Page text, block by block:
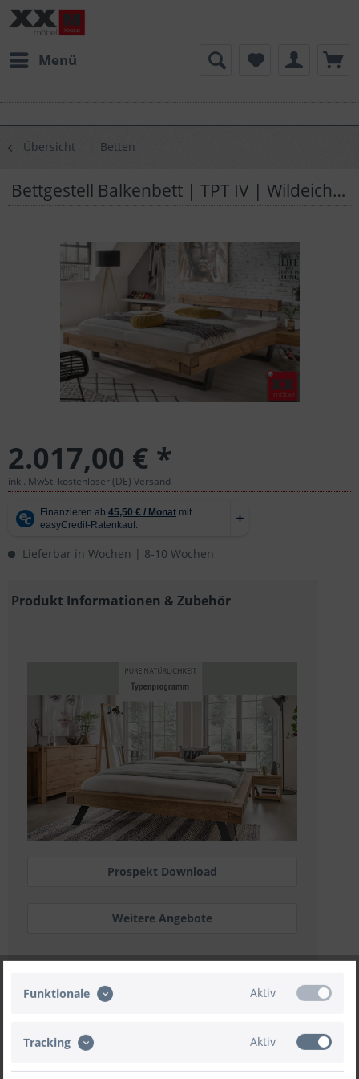
Menü
Übersicht Betten
Bettgestell Balkenbett | TPT IV | Wildeiche Massivholz | B05
2.017,00 € *
inkl. MwSt. kostenloser (DE) Versand
Lieferbar in Wochen | 8-10 Wochen
Produkt Informationen & Zubehör
Prospekt Download
Weitere Angebote
Zubehör konfigurieren.
Funktionale Aktiv
Tracking Aktiv